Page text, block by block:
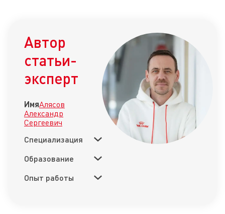
Автор
статьи-
эксперт
ИмяАлясов
Александр
Сергеевич
Специализация
Образование
Опыт работы